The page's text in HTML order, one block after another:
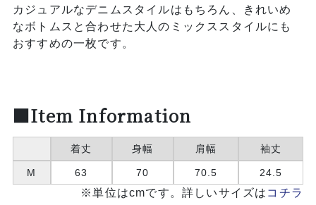
カジュアルなデニムスタイルはもちろん、きれいめ
なボトムスと合わせた大人のミックススタイルにも
おすすめの一枚です。
■Item Information
着丈 身幅 肩幅 袖丈
M 63 70 70.5 24.5
※単位はcmです。詳しいサイズは コチラ